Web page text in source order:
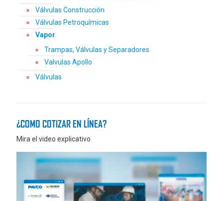
Válvulas Construcción
Válvulas Petroquímicas
Vapor
Trampas, Válvulas y Separadores
Valvulas Apollo
Válvulas
¿COMO COTIZAR EN LÍNEA?
Mira el video explicativo